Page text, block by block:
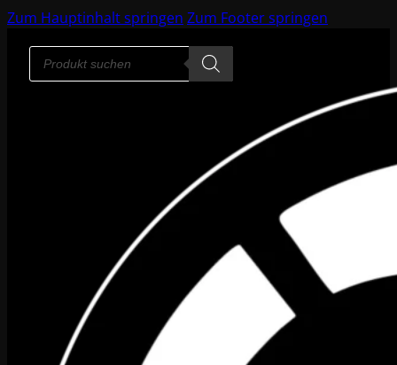
Zum Hauptinhalt springen Zum Footer springen
Products
search